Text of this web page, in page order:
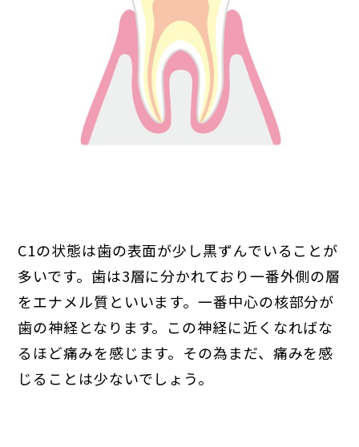
C1の状態は歯の表面が少し黒ずんでいることが
多いです。歯は3層に分かれており一番外側の層
をエナメル質といいます。一番中心の核部分が
歯の神経となります。この神経に近くなればな
るほど痛みを感じます。その為まだ、痛みを感
じることは少ないでしょう。